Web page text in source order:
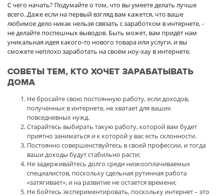
С чего начать? Подумайте о том, что вы умеете делать лучше
всего. Даже если на первый взгляд вам кажется, что ваше
любимое дело никак нельзя связать с заработком в интернете, -
не делайте поспешных выводов. Быть может, вам придёт нам
уникальная идея какого-то нового товара или услуги, и вы
сможете неплохо заработать на своём ноу-хау в интернете.
СОВЕТЫ ТЕМ, КТО ХОЧЕТ ЗАРАБАТЫВАТЬ
ДОМА
Не бросайте свою постоянную работу, если доходов,
полученных в интернете, не хватает для ваших
повседневных нужд.
Старайтесь выбирать такую работу, которой вам будет
приятно заниматься и к которой у вас есть склонности.
Постоянно совершенствуйтесь в своей профессии, и тогда
ваши доходы будут стабильно расти;
Не задерживайтесь долго среди низкооплачиваемых
специалистов, поскольку сдельная рутинная работа
«затягивает», и на развитие не остается времени;
Не бойтесь экспериментировать, поскольку интернет – это